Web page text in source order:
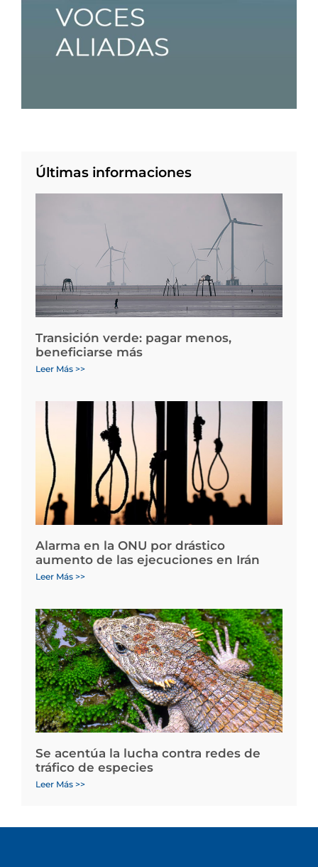
Últimas informaciones
Transición verde: pagar menos,
beneficiarse más
Leer Más >>
Alarma en la ONU por drástico
aumento de las ejecuciones en Irán
Leer Más >>
Se acentúa la lucha contra redes de
tráfico de especies
Leer Más >>